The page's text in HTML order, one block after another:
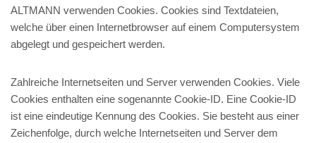
ALTMANN verwenden Cookies. Cookies sind Textdateien,
welche über einen Internetbrowser auf einem Computersystem
abgelegt und gespeichert werden.
Zahlreiche Internetseiten und Server verwenden Cookies. Viele
Cookies enthalten eine sogenannte Cookie-ID. Eine Cookie-ID
ist eine eindeutige Kennung des Cookies. Sie besteht aus einer
Zeichenfolge, durch welche Internetseiten und Server dem